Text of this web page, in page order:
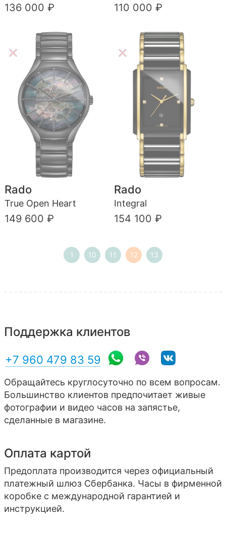
136 000 ₽ 110 000 ₽
Rado
True Open Heart
149 600 ₽
Rado
Integral
154 100 ₽
1 10 11 12 13
Поддержка клиентов
+7 960 479 83 59
Обращайтесь круглосуточно по всем вопросам.
Большинство клиентов предпочитает живые
фотографии и видео часов на запястье,
сделанные в магазине.
Оплата картой
Предоплата производится через официальный
платежный шлюз Сбербанка. Часы в фирменной
коробке с международной гарантией и
инструкцией.